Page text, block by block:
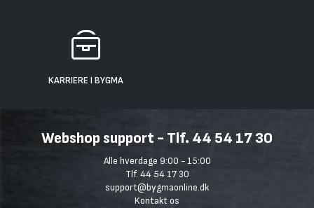
KARRIERE I BYGMA
Webshop support - Tlf. 44 54 17 30
Alle hverdage 9:00 - 15:00
Tlf. 44 54 17 30
support@bygmaonline.dk
Kontakt os